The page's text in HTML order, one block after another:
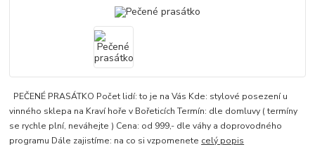
PEČENÉ PRASÁTKO Počet lidí: to je na Vás Kde: stylové posezení u
vinného sklepa na Kraví hoře v Bořeticích Termín: dle domluvy ( termíny
se rychle plní, neváhejte ) Cena: od 999,- dle váhy a doprovodného
programu Dále zajistíme: na co si vzpomenete celý popis